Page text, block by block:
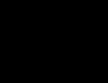
der Filme von Peter
Außenseiter. Seine
hohem Niveau konnte er
Filme Voigts fordern
als wachen
Bild-Erlebnis und
belohnt wird. (Günter